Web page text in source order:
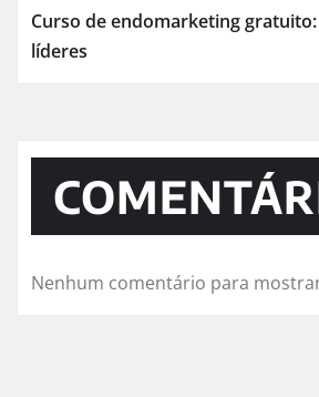
Curso de endomarketing
líderes
Nenhum comentário para